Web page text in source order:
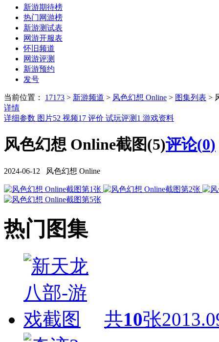
新游期待榜
热门网游榜
新游测试表
网游开服表
怀旧频道
网游评测
新游预约
发号
当前位置： 17173 > 新游频道 > 风色幻想 Online > 图集列表 >
详情
详细参数 图片52 视频17 评价 试玩评测 1 游戏资料
风色幻想 Online截图(5)评论(0)
2024-06-12 风色幻想 Online
热门图集
共10张